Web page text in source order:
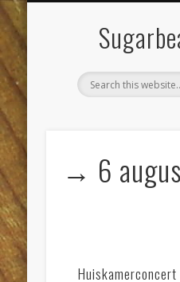
→ 6
Huiskamerconcert